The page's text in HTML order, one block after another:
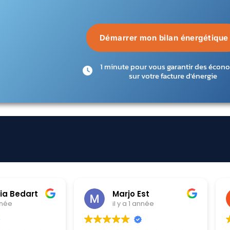
Démarrer mon bilan énergétique
1 minute pour vous garantir des
sur votre facture d'énergie
Est Chloe Krawczyk
il y a 1 année